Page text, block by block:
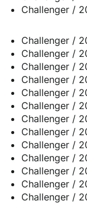
Challenger /
Challenger /
Challenger /
Challenger /
Challenger /
Challenger /
Challenger /
Challenger /
Challenger /
Challenger /
Challenger /
Challenger /
Challenger /
Challenger /